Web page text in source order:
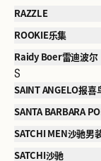
RAZZLE
ROOKIE乐集
Raidy Boer雷迪波尔
S
SAINT ANGELO报喜
SANTA BARBARA
SATCHI MEN沙驰男
SATCHI沙驰